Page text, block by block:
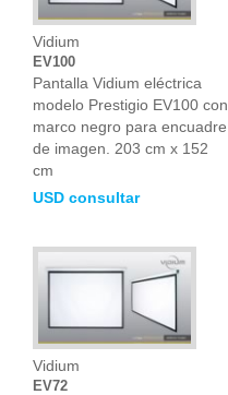
Vidium
EV100
Pantalla Vidium eléctrica
modelo Prestigio EV100 con
marco negro para encuadre
de imagen. 203 cm x 152
cm
USD consultar
Vidium
EV72